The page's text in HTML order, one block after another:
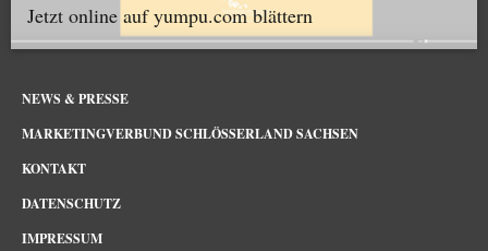
Jetzt online auf yumpu.com blättern
NEWS & PRESSE
MARKETINGVERBUND SCHLÖSSERLAND SACHSEN
KONTAKT
DATENSCHUTZ
IMPRESSUM